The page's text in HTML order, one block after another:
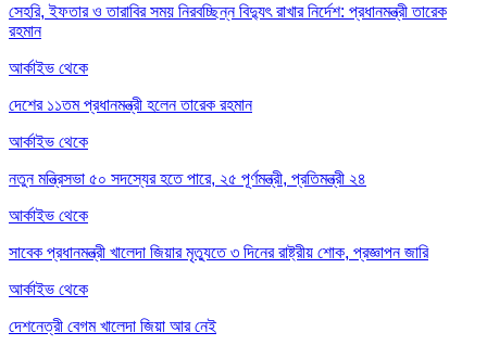
সেহরি, ইফতার ও তারাবির সময় নিরবচ্ছিন্ন বিদ্যুৎ রাখার নির্দেশ: প্রধানমন্ত্রী তারেক
রহমান
আর্কাইভ থেকে
দেশের ১১তম প্রধানমন্ত্রী হলেন তারেক রহমান
আর্কাইভ থেকে
নতুন মন্ত্রিসভা ৫০ সদস্যের হতে পারে, ২৫ পূর্ণমন্ত্রী, প্রতিমন্ত্রী ২৪
আর্কাইভ থেকে
সাবেক প্রধানমন্ত্রী খালেদা জিয়ার মৃত্যুতে ৩ দিনের রাষ্ট্রীয় শোক, প্রজ্ঞাপন জারি
আর্কাইভ থেকে
দেশনেত্রী বেগম খালেদা জিয়া আর নেই